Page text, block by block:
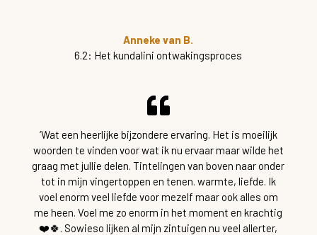
Anneke van B.
6.2: Het kundalini ontwakingsproces
‘Wat een heerlijke bijzondere ervaring. Het is moeilijk
woorden te vinden voor wat ik nu ervaar maar wilde het
graag met jullie delen. Tintelingen van boven naar onder
tot in mijn vingertoppen en tenen. warmte, liefde. Ik
voel enorm veel liefde voor mezelf maar ook alles om
me heen. Voel me zo enorm in het moment en krachtig
❤️🍀. Sowieso lijken al mijn zintuigen nu veel allerter,